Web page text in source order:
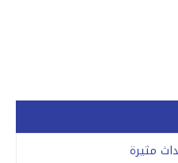
مثيرة